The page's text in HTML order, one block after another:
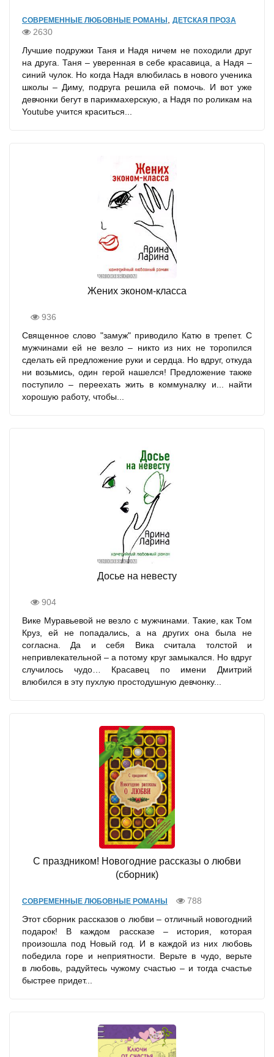
СОВРЕМЕННЫЕ ЛЮБОВНЫЕ РОМАНЫ ДЕТСКАЯ ПРОЗА
2630
Лучшие подружки Таня и Надя ничем не походили друг
на друга. Таня – уверенная в себе красавица, а Надя –
синий чулок. Но когда Надя влюбилась в нового ученика
школы – Диму, подруга решила ей помочь. И вот уже
девчонки бегут в парикмахерскую, а Надя по роликам на
Youtube учится краситься...
Жених эконом-класса
936
Священное слово "замуж" приводило Катю в трепет. С
мужчинами ей не везло – никто из них не торопился
сделать ей предложение руки и сердца. Но вдруг, откуда
ни возьмись, один герой нашелся! Предложение также
поступило – переехать жить в коммуналку и... найти
хорошую работу, чтобы...
Досье на невесту
904
Вике Муравьевой не везло с мужчинами. Такие, как Том
Круз, ей не попадались, а на других она была не
согласна. Да и себя Вика считала толстой и
непривлекательной – а потому круг замыкался. Но вдруг
случилось чудо… Красавец по имени Дмитрий
влюбился в эту пухлую простодушную девчонку...
С праздником! Новогодние рассказы о любви
(сборник)
СОВРЕМЕННЫЕ ЛЮБОВНЫЕ РОМАНЫ
788
Этот сборник рассказов о любви – отличный новогодний
подарок! В каждом рассказе – история, которая
произошла под Новый год. И в каждой из них любовь
победила горе и неприятности. Верьте в чудо, верьте
в любовь, радуйтесь чужому счастью – и тогда счастье
быстрее придет...